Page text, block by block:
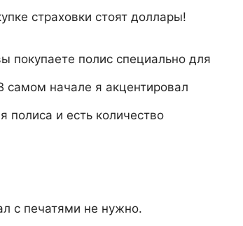
страховки стоят доллары!
полис специально для
самом начале я акцентировал
полиса и есть количество
с печатями не нужно.